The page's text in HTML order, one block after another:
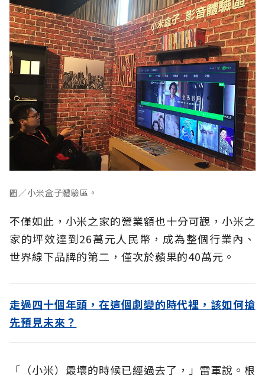
圖／小米盒子體驗區。
不僅如此，小米之家的營業額也十分可觀，小米之
家的坪效達到26萬元人民幣，成為整個行業內、
世界線下品牌的第二，僅次於蘋果的40萬元。
走過四十個年頭，在這個劇變的時代裡，該如何搶
先預見未來？
「（小米）最壞的時候已經過去了，」雷軍說。根